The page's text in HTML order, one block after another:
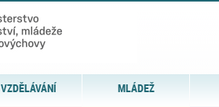
VZDĚLÁVÁNÍ MLÁDEŽ